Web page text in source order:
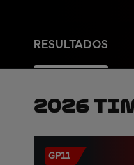
RESULTADOS
2026
GP11